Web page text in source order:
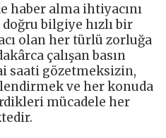
haber alma ihtiyacını
bilgiye hızlı bir
olan her türlü zorluğa
çalışan basın
saati gözetmeksizin,
ve her konuda
mücadele her